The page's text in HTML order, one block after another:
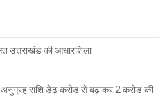
उत्तराखंड की आधारशिला
अनुग्रह राशि डेढ़ करोड़ से बढ़ाकर 2 करोड़ की